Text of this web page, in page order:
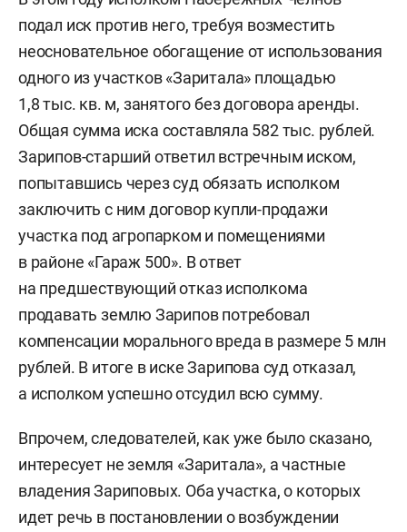
подал иск против него, требуя возместить
неосновательное обогащение от использования
одного из участков «Заритала» площадью
1,8 тыс. кв. м, занятого без договора аренды.
Общая сумма иска составляла 582 тыс. рублей.
Зарипов-старший ответил встречным иском,
попытавшись через суд обязать исполком
заключить с ним договор купли-продажи
участка под агропарком и помещениями
в районе «Гараж 500». В ответ
на предшествующий отказ исполкома
продавать землю Зарипов потребовал
компенсации морального вреда в размере 5 млн
рублей. В итоге в иске Зарипова суд отказал,
а исполком успешно отсудил всю сумму.
Впрочем, следователей, как уже было сказано,
интересует не земля «Заритала», а частные
владения Зариповых. Оба участка, о которых
идет речь в постановлении о возбуждении